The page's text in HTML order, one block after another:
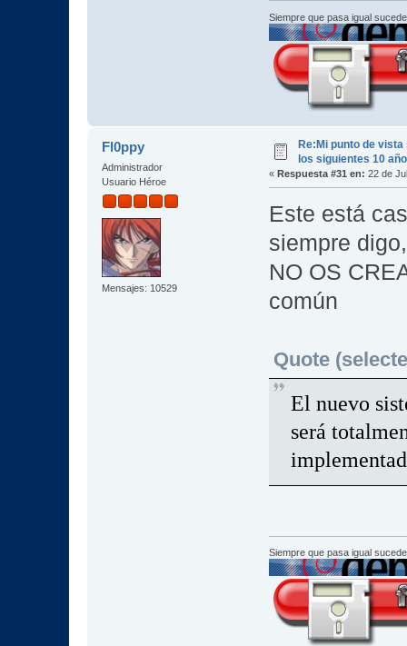
Siempre que pasa igual
Fl0ppy
Administrador
Usuario Héroe
Mensajes: 10529
Re:Mi punto de
los siguientes 10
« Respuesta #31 en: 22 de
Este está
siempre
NO OS
común
Quote
El nuevo
será
Siempre que pasa igual